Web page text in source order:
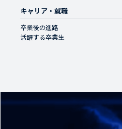
キャリア・就職
卒業後の進路
活躍する卒業生